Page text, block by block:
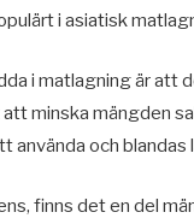
i asiatisk
i matlagning är att
minska mängden
och
finns det en del